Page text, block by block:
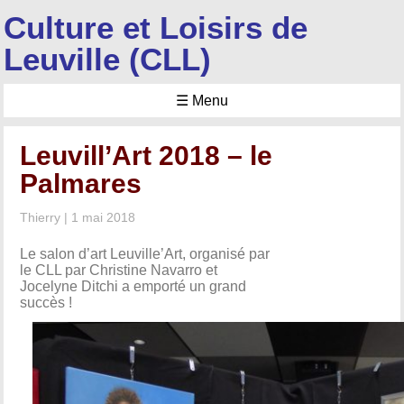
Culture et Loisirs de
Leuville (CLL)
☰ Menu
Leuvill’Art 2018 – le
Palmares
Thierry | 1 mai 2018
Le salon d’art Leuville’Art, organisé par
le CLL par Christine Navarro et
Jocelyne Ditchi a emporté un grand
succès !